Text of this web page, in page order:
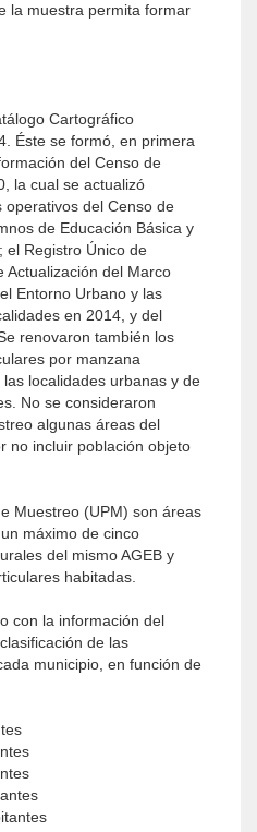
la muestra permita formar
Cartográfico
Éste se formó, en primera
del Censo de
la cual se actualizó
del Censo de
de Educación Básica y
el Registro Único de
Actualización del Marco
Entorno Urbano y las
en 2014, y del
renovaron también los
por manzana
localidades urbanas y de
No se consideraron
algunas áreas del
no incluir población objeto
Muestreo (UPM) son áreas
máximo de cinco
del mismo AGEB y
habitadas.
con la información del
de las
municipio, en función de